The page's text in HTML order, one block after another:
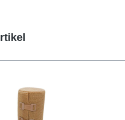
überspringen